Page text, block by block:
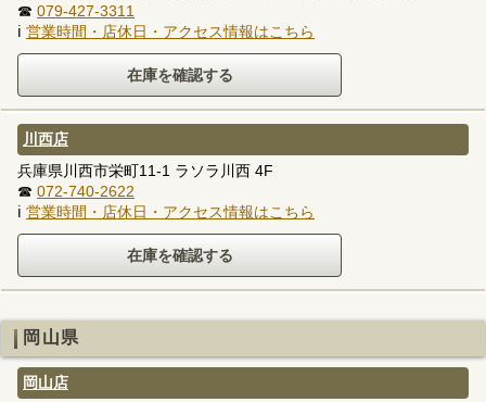
☎ 079-427-3311
ℹ 営業時間・店休日・アクセス情報はこちら
川西店
兵庫県川西市栄町11-1 ラソラ川西 4F
☎ 072-740-2622
ℹ 営業時間・店休日・アクセス情報はこちら
岡山県
岡山店